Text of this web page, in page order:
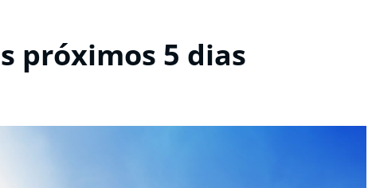
próximos 5 dias